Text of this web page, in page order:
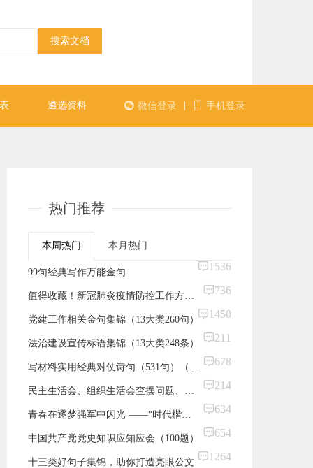
搜索文档
遴选资料 微信登录 手机登录
热门推荐
本周热门 本月热门
99句经典写作万能金句
1536
值得收藏！新冠肺炎疫情防控工作方案及信息简报提纲汇编（84组362句）
736
党建工作相关金句集锦（13大类260句）
1450
法治建设宣传标语集锦（13大类248条）
211
写材料实用经典对仗诗句（531句）（杜甫篇）
678
民主生活会、组织生活会查摆问题、批评和自我批评意见汇总集锦（89条）
214
青春在逐梦强军中闪光 ——​“时代楷模”王锐先进事迹报告会材料
634
中国共产党党史知识应知应会（100题）
654
十三类好句子集锦，助你打造亮眼公文
1264